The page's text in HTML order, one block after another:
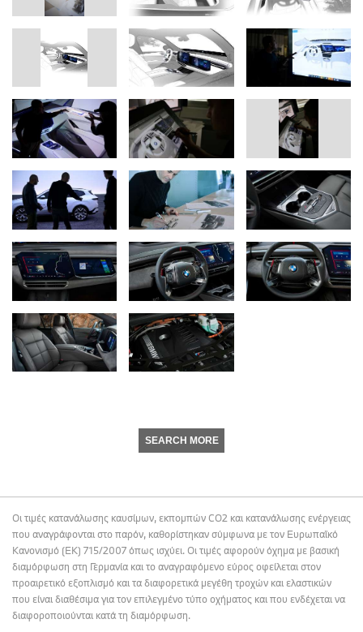
SEARCH MORE
Οι τιμές κατανάλωσης καυσίμων, εκπομπών CO2 και κατανάλωσης ενέργειας
που αναγράφονται στο παρόν, καθορίστηκαν σύμφωνα με τον Ευρωπαϊκό
Κανονισμό (ΕΚ) 715/2007 όπως ισχύει. Οι τιμές αφορούν όχημα με βασική
διαμόρφωση στη Γερμανία και το αναγραφόμενο εύρος οφείλεται στον
προαιρετικό εξοπλισμό και τα διαφορετικά μεγέθη τροχών και ελαστικών
που είναι διαθέσιμα για τον επιλεγμένο τύπο οχήματος και που ενδέχεται να
διαφοροποιούνται κατά τη διαμόρφωση.